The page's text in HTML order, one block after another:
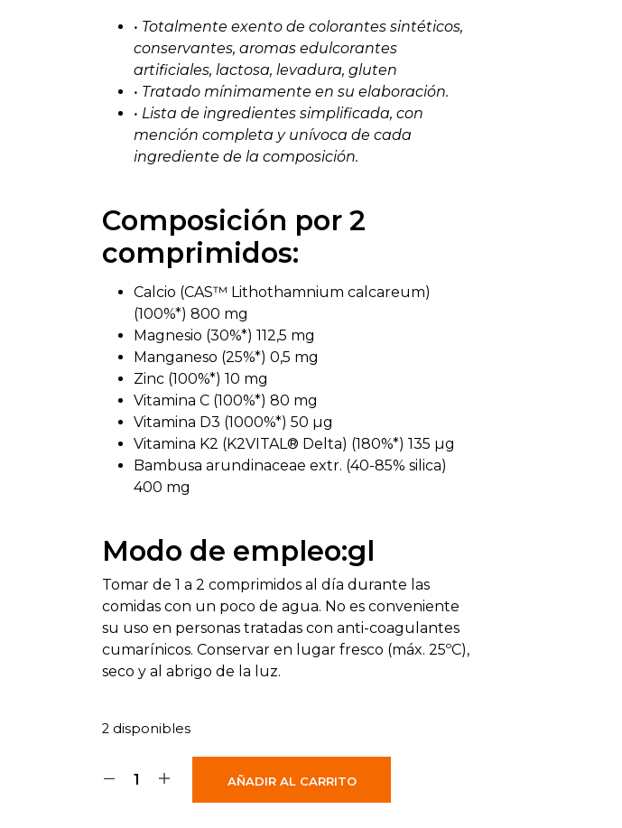
• Totalmente exento de colorantes sintéticos,
conservantes, aromas edulcorantes
artificiales, lactosa, levadura, gluten
• Tratado mínimamente en su elaboración.
• Lista de ingredientes simplificada, con
mención completa y unívoca de cada
ingrediente de la composición.
Composición por 2
comprimidos:
Calcio (CAS™ Lithothamnium calcareum)
(100%*) 800 mg
Magnesio (30%*) 112,5 mg
Manganeso (25%*) 0,5 mg
Zinc (100%*) 10 mg
Vitamina C (100%*) 80 mg
Vitamina D3 (1000%*) 50 µg
Vitamina K2 (K2VITAL® Delta) (180%*) 135 µg
Bambusa arundinaceae extr. (40-85% silica)
400 mg
Modo de empleo:gl
Tomar de 1 a 2 comprimidos al día durante las
comidas con un poco de agua. No es conveniente
su uso en personas tratadas con anti-coagulantes
cumarínicos. Conservar en lugar fresco (máx. 25ºC),
seco y al abrigo de la luz.
2 disponibles
AÑADIR AL CARRITO